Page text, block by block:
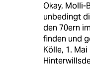
Okay, Molli-
unbedingt
den 70ern
finden und
Kölle, 1.